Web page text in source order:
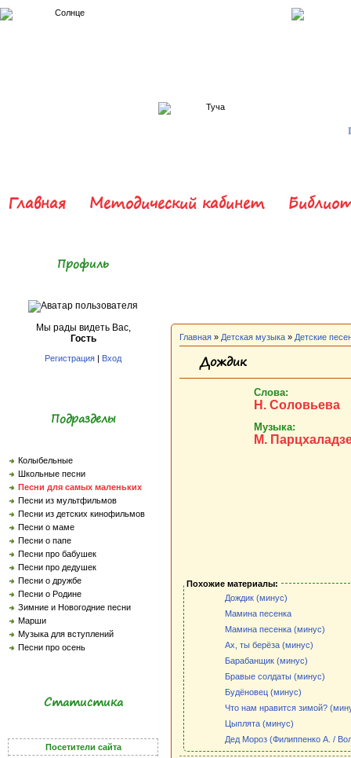
Главная Методический кабинет
Профиль
Мы рады видеть Вас,
Гость
Регистрация | Вход
Подразделы
Колыбельные
Школьные песни
Песни для самых маленьких
Песни из мультфильмов
Песни из детских кинофильмов
Песни о маме
Песни о папе
Песни про бабушек
Песни про дедушек
Песни о дружбе
Песни о Родине
Зимние и Новогодние песни
Марши
Музыка для вступлений
Песни про осень
Статистика
Посетители сайта
Главная » Детская музыка » Детские
Дождик
Слова:
Н. Соловьева
Музыка:
М.
Похожие материалы:
Дождик (минус)
Мамина песенка
Мамина песенка (минус)
Ах, ты берёза (минус)
Барабанщик (минус)
Бравые солдаты (минус)
Будёновец (минус)
Что нам нравится зимой?
Цыплята (минус)
Дед Мороз (Филиппенко А. /